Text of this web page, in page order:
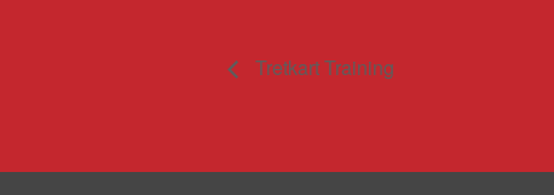
Tretkart Training